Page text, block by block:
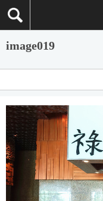
image019